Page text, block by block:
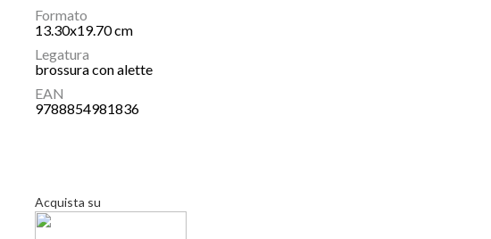
Formato
13.30x19.70 cm
Legatura
brossura con alette
EAN
9788854981836
Acquista su